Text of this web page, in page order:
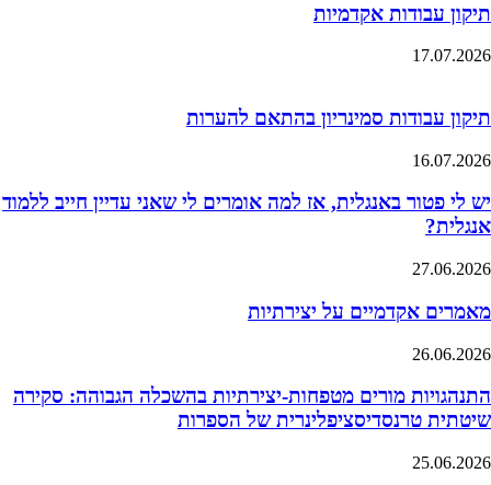
תיקון עבודות אקדמיות
17.07.2026
תיקון עבודות סמינריון בהתאם להערות
16.07.2026
יש לי פטור באנגלית, אז למה אומרים לי שאני עדיין חייב ללמוד
אנגלית?
27.06.2026
מאמרים אקדמיים על יצירתיות
26.06.2026
התנהגויות מורים מטפחות-יצירתיות בהשכלה הגבוהה: סקירה
שיטתית טרנסדיסציפלינרית של הספרות
25.06.2026